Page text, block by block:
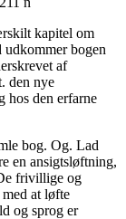
kapitel om
udkommer bogen
af
den nye
hos den erfarne
bog. Og. Lad
en ansigtsløftning,
frivillige og
at løfte
og sprog er